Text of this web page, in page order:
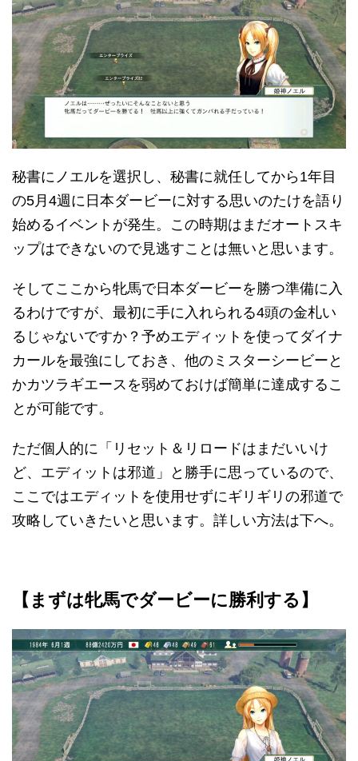
秘書にノエルを選択し、秘書に就任してから1年目
の5月4週に日本ダービーに対する思いのたけを語り
始めるイベントが発生。この時期はまだオートスキ
ップはできないので見逃すことは無いと思います。
そしてここから牝馬で日本ダービーを勝つ準備に入
るわけですが、最初に手に入れられる4頭の金札い
るじゃないですか？予めエディットを使ってダイナ
カールを最強にしておき、他のミスターシービーと
かカツラギエースを弱めておけば簡単に達成するこ
とが可能です。
ただ個人的に「リセット＆リロードはまだいいけ
ど、エディットは邪道」と勝手に思っているので、
ここではエディットを使用せずにギリギリの邪道で
攻略していきたいと思います。詳しい方法は下へ。
【まずは牝馬でダービーに勝利する】